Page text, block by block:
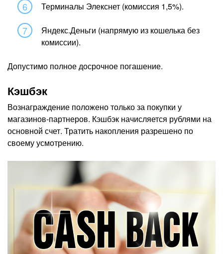
Терминалы Элекснет (комиссия 1,5%).
Яндекс.Деньги (напрямую из кошелька без
комиссии).
Допустимо полное досрочное погашение.
Кэшбэк
Вознаграждение положено только за покупки у
магазинов-партнеров. Кэшбэк начисляется рублями на
основной счет. Тратить накопления разрешено по
своему усмотрению.